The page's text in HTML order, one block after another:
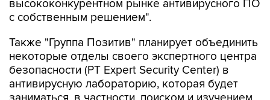
Также "Группа Позитив" планирует объединить
безопасности (PT Expert Security Center) в
антивирусную лабораторию, которая будет
заниматься, в частности, поиском и изучением
актуальных образцов зловредного ПО и